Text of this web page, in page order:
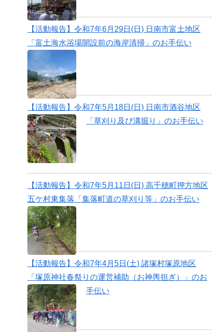
【活動報告】令和7年6月29日(日) 日南市富土地区
「富土海水浴場開設前の海岸清掃」のお手伝い
【活動報告】令和7年5月18日(日) 日南市酒谷地区
「草刈り及び溝掘り」のお手伝い
【活動報告】令和7年5月11日(日) 高千穂町押方地区
五ケ村東集落「集落町道の草刈り等」のお手伝い
【活動報告】令和7年4月5日(土) 諸塚村塚原地区
「塚原神社春祭りの運営補助（お神輿担ぎ）」のお
手伝い